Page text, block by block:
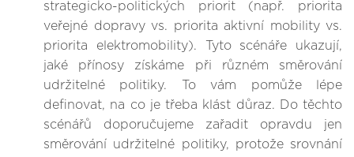
strategicko-politických priorit (např. priorita
veřejné dopravy vs. priorita aktivní mobility vs.
priorita elektromobility). Tyto scénáře ukazují,
jaké přínosy získáme při různém směrování
udržitelné politiky. To vám pomůže lépe
definovat, na co je třeba klást důraz. Do těchto
scénářů doporučujeme zařadit opravdu jen
směrování udržitelné politiky, protože srovnání